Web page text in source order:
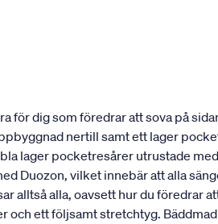
för dig som föredrar att sova på
nertill samt ett lager
lager pocketresårer utrustade
Duozon, vilket innebär att alla
alltså alla, oavsett hur du föredrar
ett följsamt stretchtyg.